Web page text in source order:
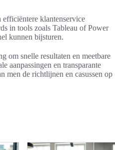
klantenservice
in tools zoals Tableau of Power
kunnen bijsturen.
om snelle resultaten en meetbare
aanpassingen en transparante
men de richtlijnen en casussen op